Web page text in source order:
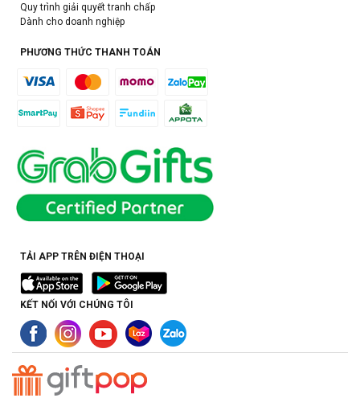
Quy trình giải quyết tranh chấp
Dành cho doanh nghiệp
PHƯƠNG THỨC THANH TOÁN
TẢI APP TRÊN ĐIỆN THOẠI
KẾT NỐI VỚI CHÚNG TÔI